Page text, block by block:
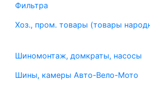
Фильтра
Хоз., пром. товары (товары
Шиномонтаж, домкраты, насосы
Шины, камеры Авто-Вело-Мото